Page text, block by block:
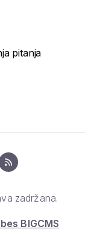
pitanja
zadržana.
BIGCMS